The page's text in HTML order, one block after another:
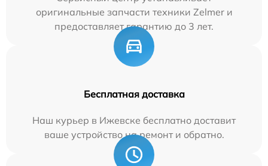
оригинальные запчасти техники Zelmer и
предоставляет гарантию до 3 лет.
Бесплатная доставка
Наш курьер в Ижевске бесплатно доставит
ваше устройство на ремонт и обратно.